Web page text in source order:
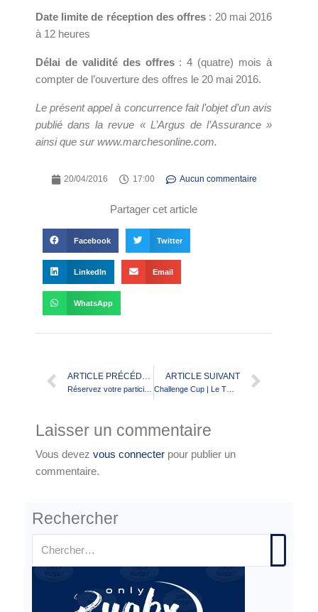
Date limite de réception des offres : 20 mai 2016
à 12 heures
Délai de validité des offres: 4 (quatre) mois à
compter de l’ouverture des offres le 20 mai 2016.
Le présent appel à concurrence fait l’objet d’un avis
publié dans la revue « L’Argus de l’Assurance »
ainsi que sur www.marchesonline.com.
20/04/2016 17:00 Aucun commentaire
Partager cet article
Facebook Twitter
LinkedIn Email
WhatsApp
ARTICLE PRÉCÉDENT ARTICLE SUIVANT
Laisser un commentaire
Vous devez vous connecter pour publier un
commentaire.
Rechercher